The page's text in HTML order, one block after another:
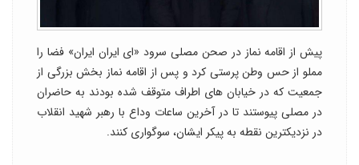
پیش از اقامه نماز در صحن مصلی سرود «ای ایران ایران» فضا را
مملو از حس وطن پرستی کرد و پس از اقامه نماز بخش بزرگی از
جمعیت که در خیابان های اطراف متوقف شده بودند به حاضران
در مصلی پیوستند تا در آخرین ساعات وداع با رهبر شهید انقلاب
در نزدیکترین نقطه به پیکر ایشان، سوگواری کنند.